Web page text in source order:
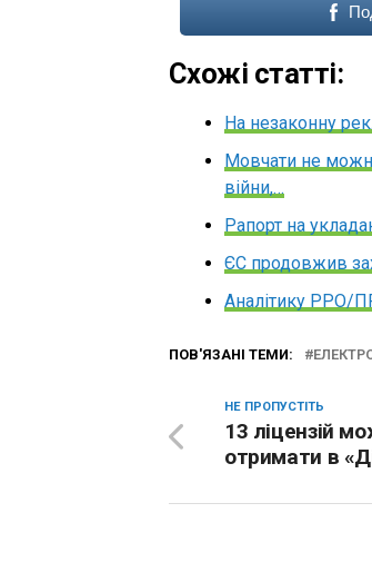
Схожі статті:
На незаконну
Мовчати не
війни,…
Рапорт на
ЄС продовжив
Аналітику РРО/
ПОВ'ЯЗАНІ ТЕМИ:
НЕ ПРОПУСТІТЬ
13 ліцензій
отримати в